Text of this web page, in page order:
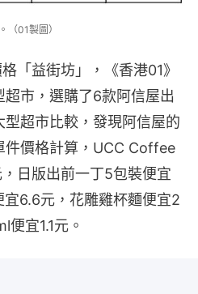
（01製圖）
「益街坊」，《香港01》
市，選購了6款阿信屋出
超市比較，發現阿信屋的
件價格計算，UCC Coffee
日版出前一丁5包裝便宜
6.6元，花雕雞杯麵便宜2
宜1.1元。